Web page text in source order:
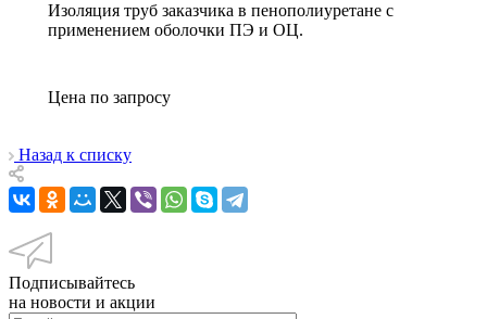
Изоляция труб заказчика в пенополиуретане с
применением оболочки ПЭ и ОЦ.
Цена по запросу
Назад к списку
Подписывайтесь
на новости и акции